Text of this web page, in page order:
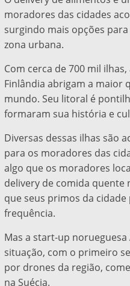
moradores das cidades
surgindo mais opções
zona urbana.
Com cerca de 700 mil
Finlândia abrigam a maior
mundo. Seu litoral é
formaram sua história e
Diversas dessas ilhas são
para os moradores das
algo que os moradores
delivery de comida quente
que seus primos da
frequência.
Mas a start-up
situação, com o primeiro
por drones da região,
na Suécia.